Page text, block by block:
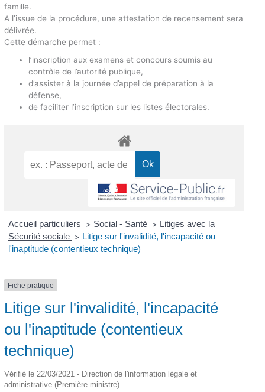
famille.
A l’issue de la procédure, une attestation de recensement sera
délivrée.
Cette démarche permet :
l’inscription aux examens et concours soumis au
contrôle de l’autorité publique,
d’assister à la journée d’appel de préparation à la
défense,
de faciliter l’inscription sur les listes électorales.
Accueil particuliers > Social - Santé > Litiges avec la
Sécurité sociale > Litige sur l'invalidité, l'incapacité ou
l'inaptitude (contentieux technique)
Fiche pratique
Litige sur l'invalidité, l'incapacité
ou l'inaptitude (contentieux
technique)
Vérifié le 22/03/2021 - Direction de l'information légale et
administrative (Première ministre)